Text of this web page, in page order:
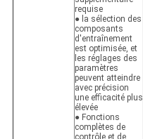
requise
● la sélection des
composants
d'entraînement
est optimisée, et
les réglages des
paramètres
peuvent atteindre
avec précision
une efficacité plus
élevée
● Fonctions
complètes de